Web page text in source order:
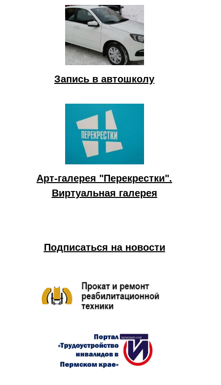
Запись в автошколу
Арт-галерея "Перекрестки".
Виртуальная галерея
Подписаться на новости